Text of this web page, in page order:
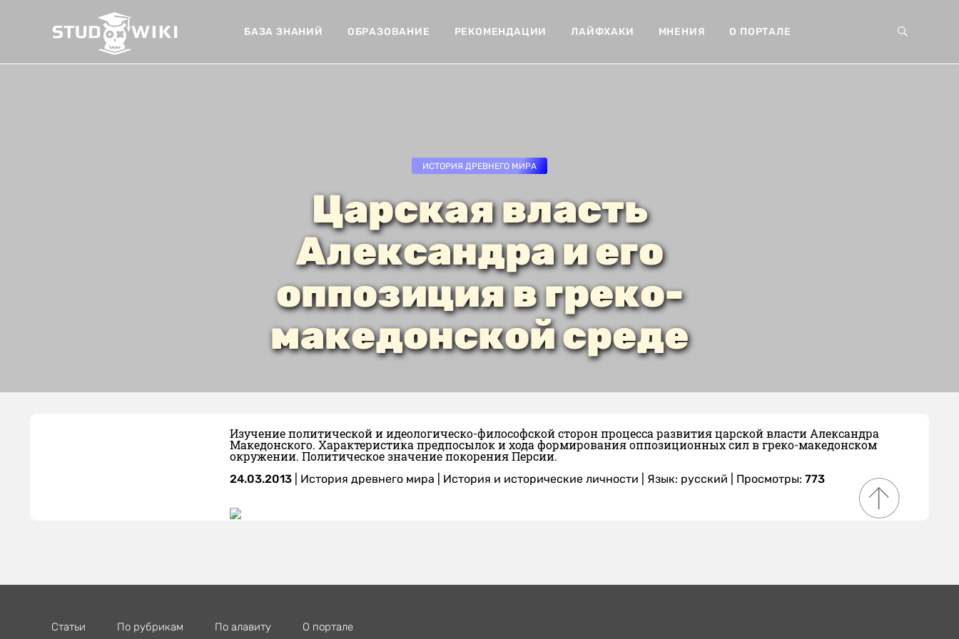
БАЗА ЗНАНИЙ ОБРАЗОВАНИЕ РЕКОМЕНДАЦИИ ЛАЙФХАКИ МНЕНИЯ О ПОРТАЛЕ
ИСТОРИЯ ДРЕВНЕГО МИРА
Царская власть
Александра и его
оппозиция в греко-
македонской среде
Изучение политической и идеологическо-философской сторон процесса развития царской власти Александра
Македонского. Характеристика предпосылок и хода формирования оппозиционных сил в греко-македонском
окружении. Политическое значение покорения Персии.
24.03.2013 История древнего мира История и исторические личности Язык: русский | Просмотры: 773
Статьи По рубрикам По алавиту О портале